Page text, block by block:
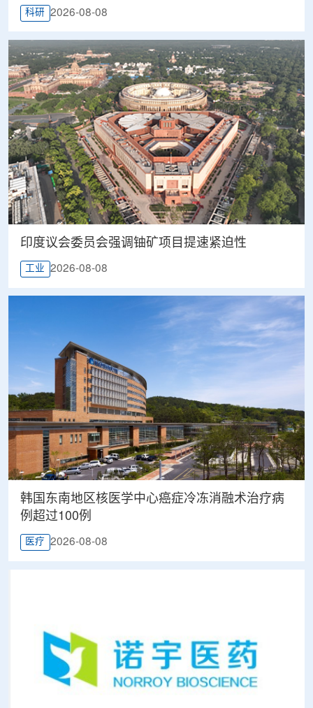
科研 2026-08-08
印度议会委员会强调铀矿项目提速紧迫性
工业 2026-08-08
韩国东南地区核医学中心癌症冷冻消融术治疗病
例超过100例
医疗 2026-08-08